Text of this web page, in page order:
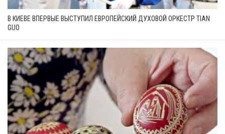
В КИЕВЕ ВПЕРВЫЕ ВЫСТУПИЛ ЕВРОПЕЙСКИЙ ДУХОВОЙ ОРКЕСТР TIAN
GUO